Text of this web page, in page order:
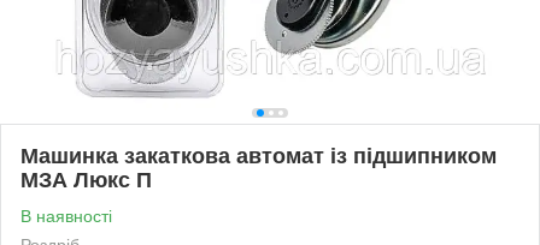
Машинка закаткова автомат із підшипником
МЗА Люкс П
В наявності